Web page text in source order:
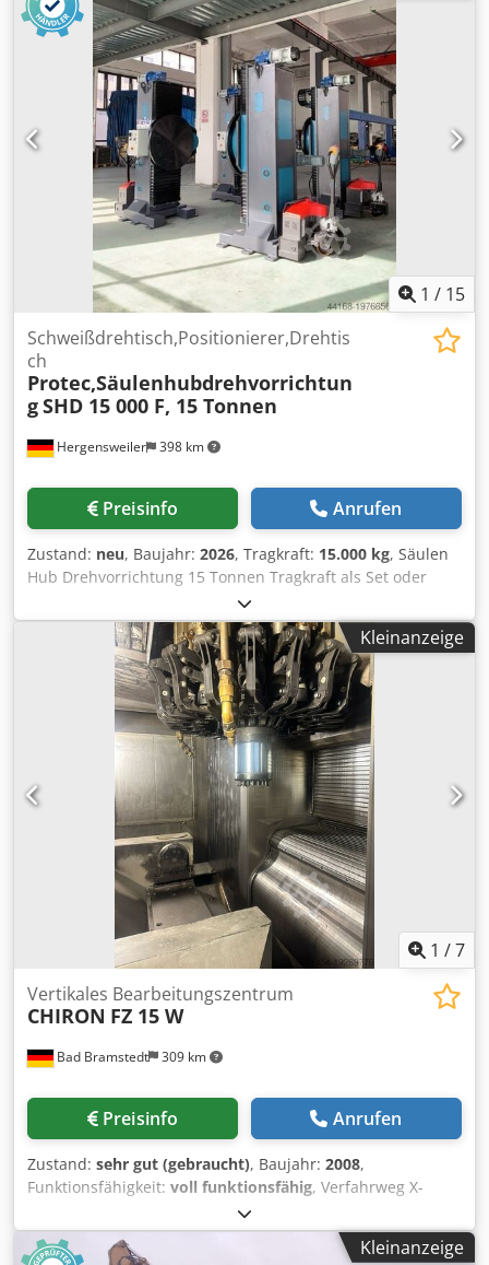
1 / 15
Hergensweiler 398 km
Schweißdrehtisch,Positionierer,Drehtis
ch
Protec,Säulenhubdrehvorrichtun
gSHD 15 000 F, 15 Tonnen
Preisinfo Anrufen
Zustand: neu, Baujahr: 2026, Tragkraft: 15.000 kg, Säulen
Hub Drehvorrichtung 15 Tonnen Tragkraft als Set oder
einzeln 2 Seiten angetrieben Maschine wird als Set
synkron oder einzeln angeboten Protec Wendevorrichtung
/ Positionierer Syncrolift Doppelsäule, Handfernbedienung
Kabellos und manuell Säulenverstellung 2 mal elektrisch
fahrbar Tragfähigkeit 15000 kg , 360° Drehmoment 21000
Nm Arbeitshöhe minimal: 800 mm Dsdpfsw Nilaox Aiuskr
Arbeitshöhe maximal 1700 mm Geschwindigkeit 0,5 U/min
Spannplattendurchmesser 1000 mm Drehbewegung 2 x
2,2 kW Der Preis bezieht sich auf eine Einheit mit
elektrischem Fahrwagen incl. die zweite Einheit als Set ist
20 % günstiger auf Wunsch mit Gelenkflansch
(Kardanflansch)
Kleinanzeige
1 /7
Bad Bramstedt 309 km
Vertikales Bearbeitungszentrum
CHIRON FZ 15 W
Preisinfo Anrufen
Zustand: sehr gut (gebraucht), Baujahr: 2008,
Funktionsfähigkeit: voll funktionsfähig, Verfahrweg X-
, Verfahrweg Y-Achse:
Z-Achse:425 mm, Eilgang X-Achse:60 m/min, Eilgang Y-
Achse:60 m/min 60 m/min ,Kleinanzeige